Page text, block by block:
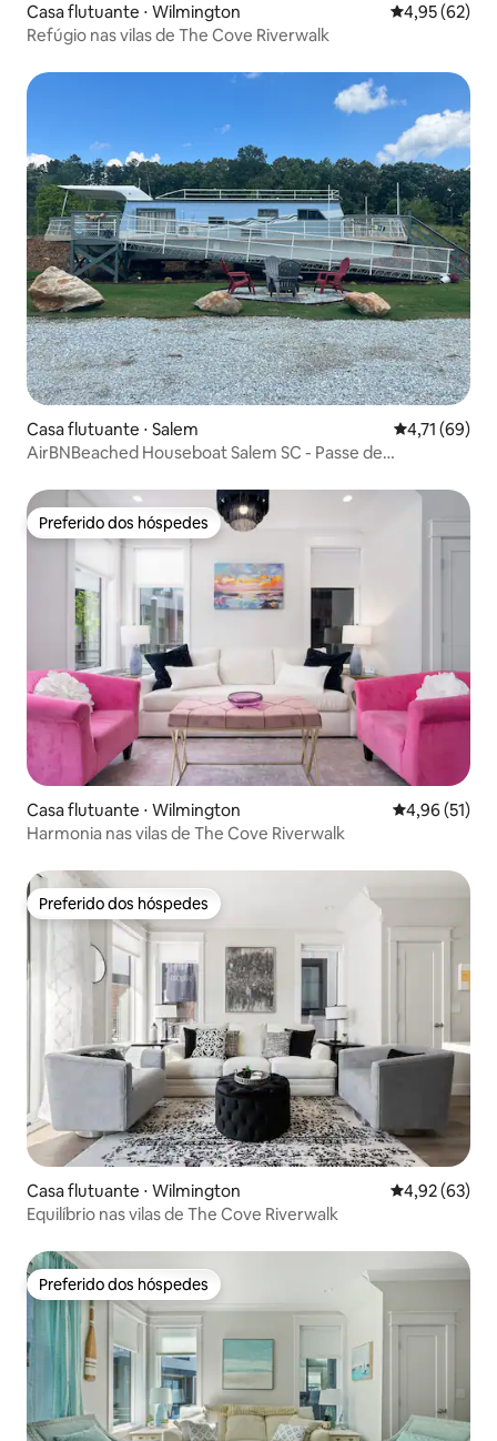
Casa flutuante ⋅ Wilmington 4,95 de uma
4,95 (62)
Refúgio nas vilas de The Cove Riverwalk
Casa flutuante ⋅ Salem 4,71 de uma
4,71 (69)
AirBNBeached Houseboat Salem SC - Passe de
Preferido dos hóspedes
Preferido dos hóspedes
Casa flutuante ⋅ Wilmington 4,96 de uma
4,96 (51)
Harmonia nas vilas de The Cove Riverwalk
Preferido dos hóspedes
Preferido dos hóspedes
Casa flutuante ⋅ Wilmington 4,92 de uma
4,92 (63)
Equilíbrio nas vilas de The Cove Riverwalk
Preferido dos hóspedes
Preferido dos hóspedes